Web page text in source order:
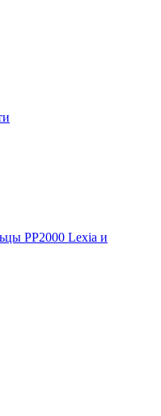
PP2000 Lexia и